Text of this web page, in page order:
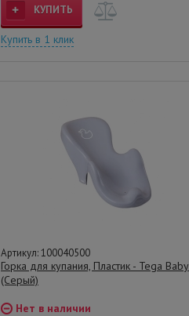
КУПИТЬ
Купить в 1 клик
Артикул: 100040500
Горка для купания, Пластик - Tega Baby
(Серый)
Нет в наличии